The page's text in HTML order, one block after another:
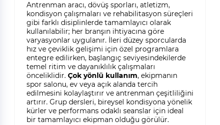
Antrenman aracı, dövüş sporları, atletizm,
kondisyon çalışmaları ve rehabilitasyon süreçleri
gibi farklı disiplinlerde tamamlayıcı olarak
kullanılabilir; her branşın ihtiyacına göre
varyasyonlar uygulanır. İleri düzey sporcularda
hız ve çeviklik gelişimi için özel programlara
entegre edilirken, başlangıç seviyesindekilerde
temel ritim ve dayanıklılık çalışmaları
önceliklidir. Çok yönlü kullanım, ekipmanın
spor salonu, ev veya açık alanda tercih
edilmesini kolaylaştırır ve antrenman çeşitliliğini
artırır. Grup dersleri, bireysel kondisyona yönelik
kürler ve performans odaklı seanslar için ideal
bir tamamlayıcı ekipman olduğu görülür.